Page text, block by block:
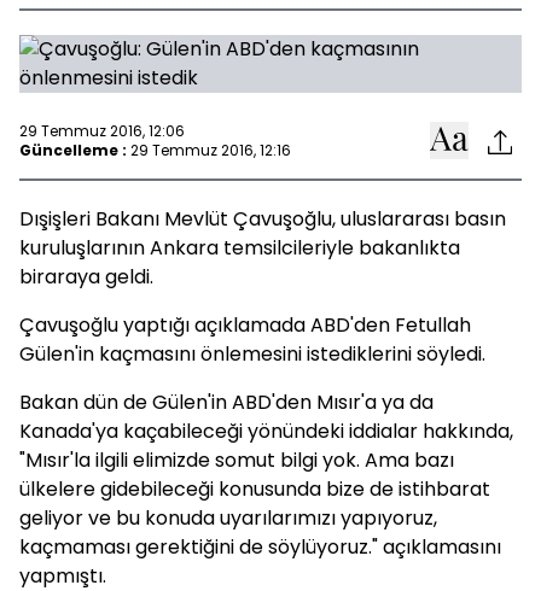
29 Temmuz 2016, 12:06
Güncelleme : 29 Temmuz 2016, 12:16
Dışişleri Bakanı Mevlüt Çavuşoğlu, uluslararası basın
kuruluşlarının Ankara temsilcileriyle bakanlıkta
biraraya geldi.
Çavuşoğlu yaptığı açıklamada ABD'den Fetullah
Gülen'in kaçmasını önlemesini istediklerini söyledi.
Bakan dün de Gülen'in ABD'den Mısır'a ya da
Kanada'ya kaçabileceği yönündeki iddialar hakkında,
"Mısır'la ilgili elimizde somut bilgi yok. Ama bazı
ülkelere gidebileceği konusunda bize de istihbarat
geliyor ve bu konuda uyarılarımızı yapıyoruz,
kaçmaması gerektiğini de söylüyoruz." açıklamasını
yapmıştı.